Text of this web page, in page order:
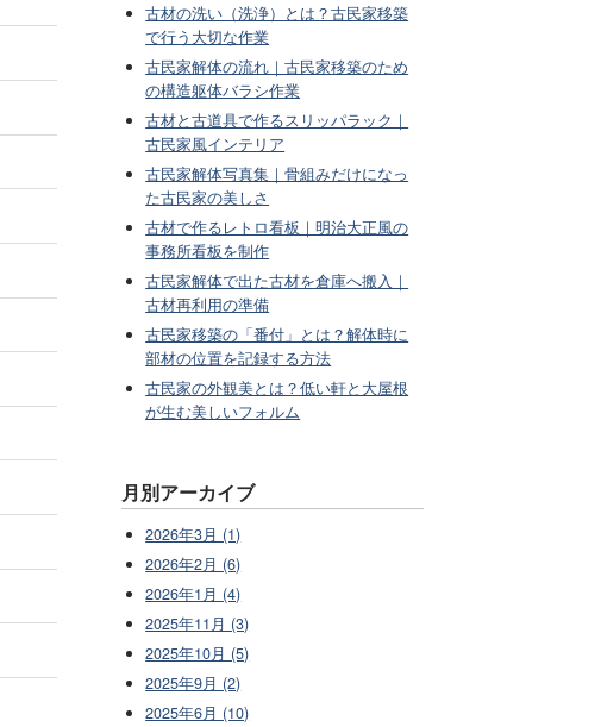
古材の洗い（洗浄）とは？古民家移築
で行う大切な作業
古民家解体の流れ｜古民家移築のため
の構造躯体バラシ作業
古材と古道具で作るスリッパラック｜
古民家風インテリア
古民家解体写真集｜骨組みだけになっ
た古民家の美しさ
古材で作るレトロ看板｜明治大正風の
事務所看板を制作
古民家解体で出た古材を倉庫へ搬入｜
古材再利用の準備
古民家移築の「番付」とは？解体時に
部材の位置を記録する方法
古民家の外観美とは？低い軒と大屋根
が生む美しいフォルム
月別アーカイブ
2026年3月 (1)
2026年2月 (6)
2026年1月 (4)
2025年11月 (3)
2025年10月 (5)
2025年9月 (2)
2025年6月 (10)